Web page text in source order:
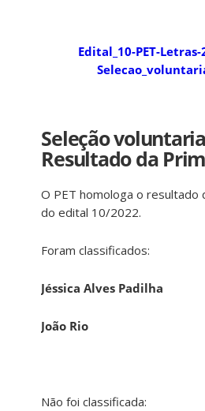
Edital_10-PET-Letras-
Seleção
Resultado da
O PET homologa o resultado
do edital 10/2022.
Foram classificados:
Jéssica Alves Padilha
João Rio
Não foi classificada: